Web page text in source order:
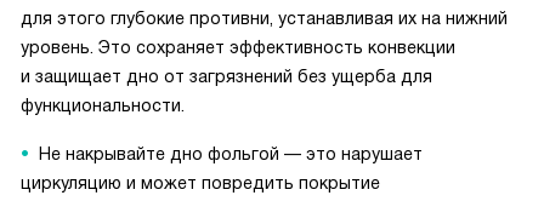
для этого глубокие противни, устанавливая их на нижний
уровень. Это сохраняет эффективность конвекции
и защищает дно от загрязнений без ущерба для
функциональности.
Не накрывайте дно фольгой — это нарушает
циркуляцию и может повредить покрытие